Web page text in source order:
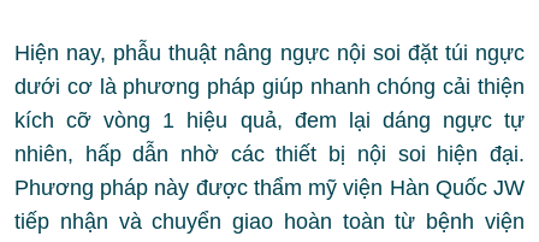
Hiện nay, phẫu thuật nâng ngực nội soi đặt túi ngực
dưới cơ là phương pháp giúp nhanh chóng cải thiện
kích cỡ vòng 1 hiệu quả, đem lại dáng ngực tự
nhiên, hấp dẫn nhờ các thiết bị nội soi hiện đại.
Phương pháp này được thẩm mỹ viện Hàn Quốc JW
tiếp nhận và chuyển giao hoàn toàn từ bệnh viện